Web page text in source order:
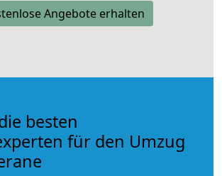
Angebote erhalten
besten
für den Umzug